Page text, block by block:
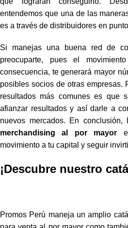
entendemos que una de las
es a través de distribuidores en
Si manejas una buena red de
preocuparte, pues el
consecuencia, te generará mayor
posibles socios de otras empresas.
resultados más comunes es que
afianzar resultados y así darle a
nuevos mercados. En
merchandising al por mayor
movimiento a tu capital y seguir
¡Descubre nuestro
Promos Perú maneja un amplio